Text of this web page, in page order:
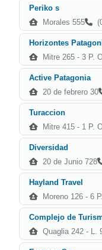
Periko s
Morales 555
Horizontes
Mitre 265 - 3 P.
Active Patagonia
20 de febrero 30
Turaccion
Mitre 415 - 1 P.
Diversidad
20 de Junio 728
Hayland Travel
Moreno 126 - 6
Complejo de
Quaglia 242 - L.